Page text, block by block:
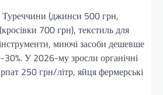
Туреччини (джинси 500 грн,
700 грн), текстиль для
миючі засоби дешевше
30%. У 2026-му зросли органічні
250 грн/літр, яйця фермерські